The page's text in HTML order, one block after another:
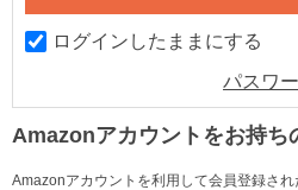
ログインしたままにする
パスワ
Amazonアカウントをお持ち
Amazonアカウントを利用して会員登録され